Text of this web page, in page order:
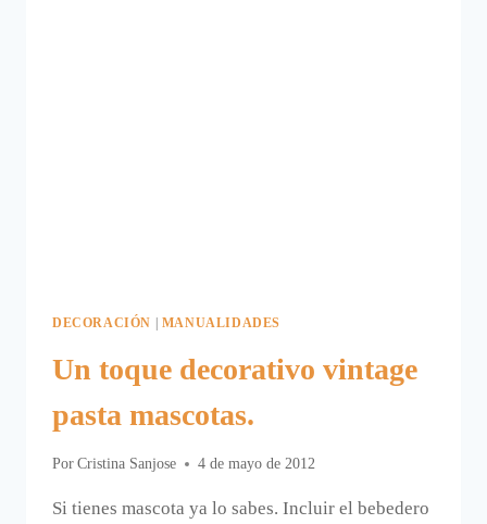
DECORACIÓN | MANUALIDADES
Un toque decorativo vintage
pasta mascotas.
Por Cristina Sanjose 4 de mayo de 2012
Si tienes mascota ya lo sabes. Incluir el bebedero